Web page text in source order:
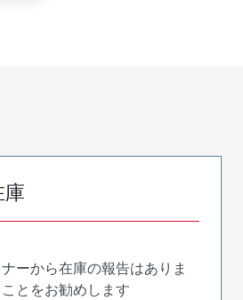
ーから在庫の報告はありま
とをお勧めします